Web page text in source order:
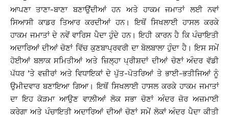
ਆਪਣਾ ਤਾਣਾ-ਬਾਣਾ ਬਣਾਉਂਦੀਆਂ ਹਨ ਅਤੇ ਹਾਕਮ ਜਮਾਤਾਂ ਲਈ ਨਵਾਂ
ਸਿਆਸੀ ਕਾਡਰ ਤਿਆਰ ਕਰਦੀਆਂ ਹਨ। ਇਥੋਂ ਸਿਖਲਾਈ ਹਾਸਲ ਕਰਕੇ
ਹਾਕਮ ਜਮਾਤਾਂ ਦੇ ਨਵੇਂ ਵਾਰਿਸ ਪੈਦਾ ਹੁੰਦੇ ਹਨ। ਇਹੀ ਕਾਰਨ ਹੈ ਕਿ ਪੰਚਾਇਤੀ
ਅਦਾਰਿਆਂ ਦੀਆਂ ਚੋਣਾਂ ਵਿੱਚ ਕੁਣਬਾਪ੍ਰਵਰੀ ਦਾ ਬੋਲਬਾਲਾ ਹੁੰਦਾ ਹੈ। ਇਸ ਸਮੇਂ
ਹੋਈਆਂ ਬਲਾਕ ਸਮਿਤੀਆਂ ਅਤੇ ਜ਼ਿਲ੍ਹਾ ਪ੍ਰੀਸ਼ਦਾਂ ਦੀਆਂ ਚੋਣਾਂ ਅੰਦਰ ਵੱਡੀ
ਪੱਧਰ ’ਤੇ ਵਜ਼ੀਰਾਂ ਅਤੇ ਵਿਧਾਇਕਾਂ ਦੇ ਪੁੱਤ-ਪੋਤਰਿਆਂ ਤੇ ਭਾਈ-ਭਤੀਜਿਆਂ ਨੂੰ
ਉਮੀਦਵਾਰ ਬਣਾਇਆ ਗਿਆ। ਇਥੋਂ ਸਿਖਲਾਈ ਹਾਸਲ ਕਰਕੇ ਹਾਕਮ ਜਮਾਤਾਂ
ਦਾ ਇਹ ਕੋੜਮਾ ਆਉਣ ਵਾਲ਼ੀਆਂ ਲੋਕ ਸਭਾ ਚੋਣਾਂ ਅੰਦਰ ਜ਼ੋਰ ਅਜ਼ਮਾਈ
ਕਰੇਗਾ ਅਤੇ ਪੰਚਾਇਤੀ ਅਦਾਰਿਆਂ ਦੀਆਂ ਚੋਣਾਂ ਸਮੇਂ ਲੋਕਾਂ ਅੰਦਰ ਪੈਦਾ ਕੀਤੀ